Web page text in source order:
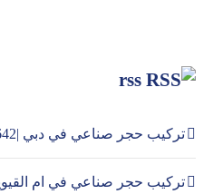
rss
تركيب حجر صناعي في دبي |0544026642| حجر طبيعي